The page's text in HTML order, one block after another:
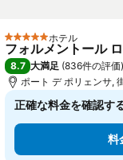
5 ホテルのランク
ホテル
フォルメントール
8.7 大満足 (836件の評価)
ポート デ ポリェンサ,
正確な料金を確認す
料